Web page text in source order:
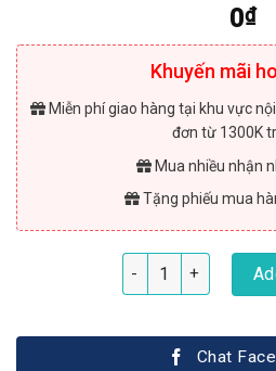
0₫
Khuyến mãi
Miễn phí giao hàng tại khu vực
đơn từ 1300K
Mua nhiều nhận
Tặng phiếu mua
Bàn trang điểm
Chat